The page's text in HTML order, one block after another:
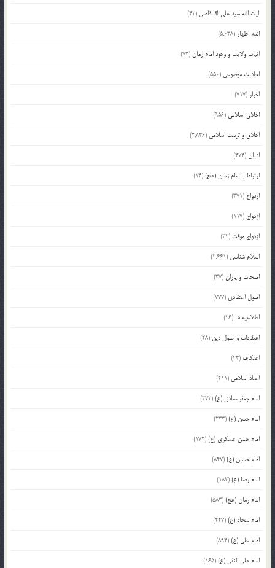
آیت الله سید علی آقا قاضی (42)
ائمه اطهار (5,038)
اثبات ولایت و وجود امام زمان(73)
احادیث موضوعی (550)
اخبار (717)
اخلاق اسلامی (956)
اخلاق و تربیت اسلامی (2,836)
ادیان(474)
ارتباط با امام زمان (عج)(14)
ازدواج (371)
ازدواج (117)
ازدواج موقت (32)
اسلام شناسی (2,661)
اصحاب و یاران(37)
اصول اعتقادی (777)
اطلاعیه ها (26)
اعتقادات و اصول دین (28)
اعتکاف (43)
اعیاد اسلامی (211)
امام جعفر صادق (ع)(372)
امام حسن (ع)(233)
امام حسن عسکری (ع)(172)
امام حسین (ع)(847)
امام رضا (ع)(182)
امام زمان (عج)(583)
امام سجاد (ع)(227)
امام علی (ع)(894)
امام علی النقی (ع)(165)